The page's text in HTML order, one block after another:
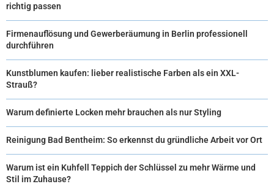
richtig passen
Firmenauflösung und Gewerberäumung in Berlin professionell
durchführen
Kunstblumen kaufen: lieber realistische Farben als ein XXL-
Strauß?
Warum definierte Locken mehr brauchen als nur Styling
Reinigung Bad Bentheim: So erkennst du gründliche Arbeit vor Ort
Warum ist ein Kuhfell Teppich der Schlüssel zu mehr Wärme und
Stil im Zuhause?